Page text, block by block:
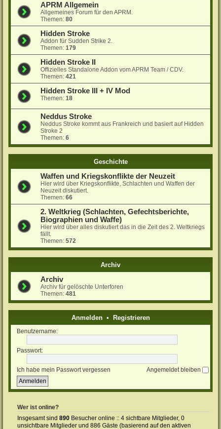
APRM Allgemein
Allgemeines Forum für den APRM.
Themen:80
Hidden Stroke
Addon für Sudden Strike 2.
Themen:179
Hidden Stroke II
Offizielles Standalone Addon vom APRM Team / CDV.
Themen:421
Hidden Stroke III + IV Mod
Themen:18
Neddus Stroke
Neddus Stroke kommt aus Frankreich und basiert auf Hidden
Stroke 2
Themen:6
Geschichte
Waffen und Kriegskonflikte der Neuzeit
Hier wird über Kriegskonflikte, Schlachten und Waffen der
Neuzeit diskutiert.
Themen:66
2. Weltkrieg (Schlachten, Gefechtsberichte,
Biographien und Waffe)
Hier wird über alles diskutiert das in die Zeit des 2. Weltkriegs
fällt.
Themen:572
Archiv
Archiv
Archiv für gelöschte Unterforen
Themen:481
Anmelden• Registrieren
Benutzername:
Passwort:
Ich habe mein Passwort vergessen Angemeldet bleiben
Wer ist online?
Insgesamt sind890 Besucher online :: 4 sichtbare Mitglieder, 0
unsichtbare Mitglieder und 886 Gäste (basierend auf den aktiven